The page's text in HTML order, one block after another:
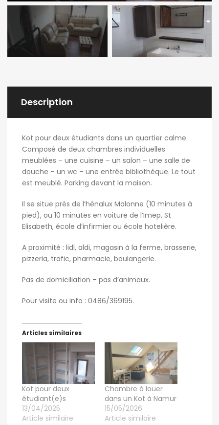
Description
Kot pour deux étudiants dans un quartier calme.
Composé de deux chambres individuelles
meublées – une cuisine – un salon – une salle de
douche – un wc – une entrée bibliothèque. Le tout
est meublé. Parking devant la maison.
Il se situe près de l’hénalux Malonne (10 minutes à
pied), ou 10 minutes en voiture de l’Imep, St
Elisabeth, école d’infirmier ou école hotelière.
A proximité : lidl, aldi, magasin à la ferme, brasserie,
pizzeria, trafic, pharmacie, boulangerie.
Pas de domiciliation – pas d’animaux.
Pour visite ou info : 0486/369195.
Articles similaires
Kot pour deux
étudiant(e)s
13/04/2025
Article similaire
Chambre à louer
dans un Kot à Namur
15/05/2026
Article similaire